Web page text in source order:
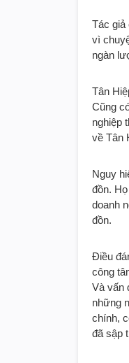
Tác giả
vì
ngàn
Tân
Cũng
nghiệp
về Tân
Nguy
đồn.
doanh
đồn.
Điều
công
Và vấn
những
chính,
đã sập